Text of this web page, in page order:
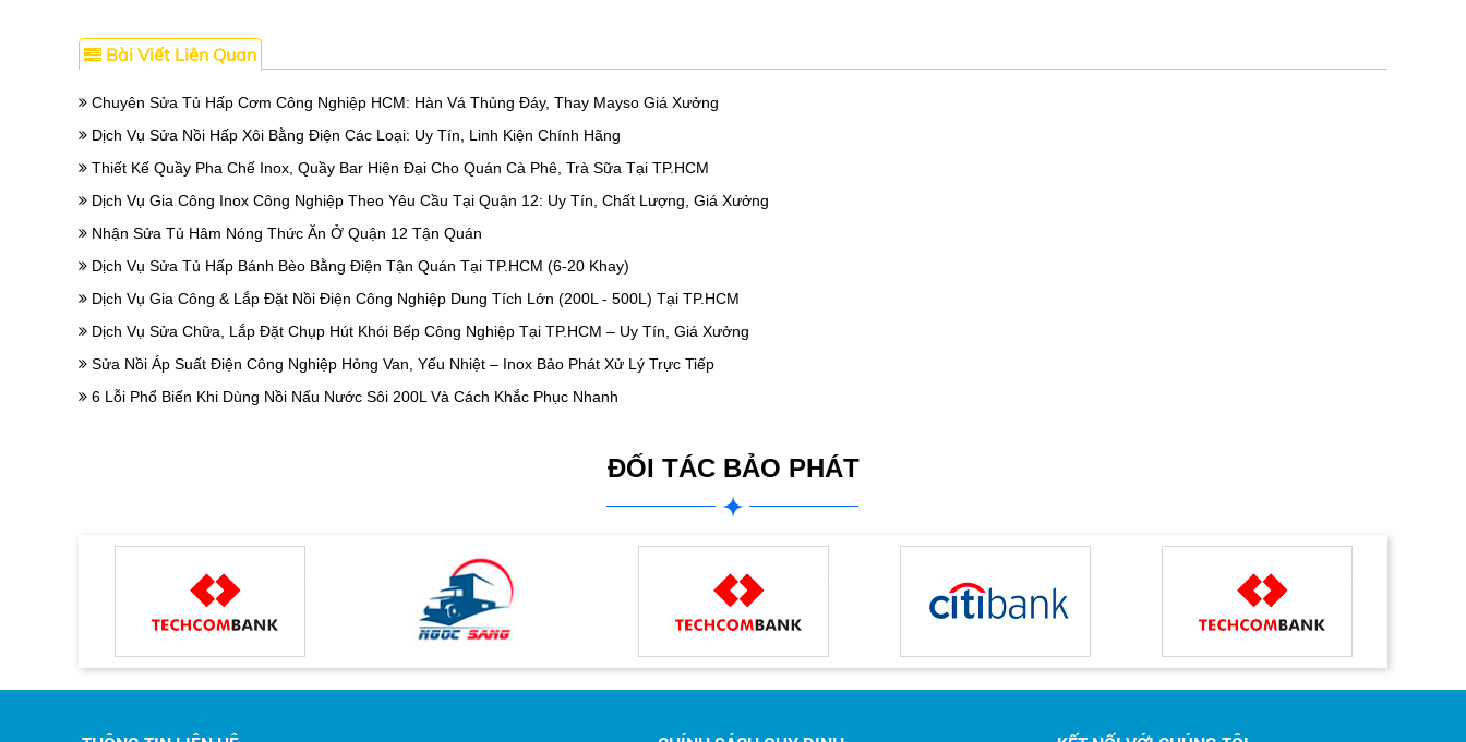
Bài Viết Liên Quan
Chuyên Sửa Tủ Hấp Cơm Công Nghiệp HCM: Hàn Vá Thủng Đáy, Thay Mayso Giá Xưởng
Dịch Vụ Sửa Nồi Hấp Xôi Bằng Điện Các Loại: Uy Tín, Linh Kiện Chính Hãng
Thiết Kế Quầy Pha Chế Inox, Quầy Bar Hiện Đại Cho Quán Cà Phê, Trà Sữa Tại TP.HCM
Dịch Vụ Gia Công Inox Công Nghiệp Theo Yêu Cầu Tại Quận 12: Uy Tín, Chất Lượng, Giá Xưởng
Nhận Sửa Tủ Hâm Nóng Thức Ăn Ở Quận 12 Tận Quán
Dịch Vụ Sửa Tủ Hấp Bánh Bèo Bằng Điện Tận Quán Tại TP.HCM (6-20 Khay)
Dịch Vụ Gia Công & Lắp Đặt Nồi Điện Công Nghiệp Dung Tích Lớn (200L - 500L) Tại TP.HCM
Dịch Vụ Sửa Chữa, Lắp Đặt Chụp Hút Khói Bếp Công Nghiệp Tại TP.HCM – Uy Tín, Giá Xưởng
Sửa Nồi Áp Suất Điện Công Nghiệp Hỏng Van, Yếu Nhiệt – Inox Bảo Phát Xử Lý Trực Tiếp
6 Lỗi Phổ Biến Khi Dùng Nồi Nấu Nước Sôi 200L Và Cách Khắc Phục Nhanh
ĐỐI TÁC BẢO PHÁT